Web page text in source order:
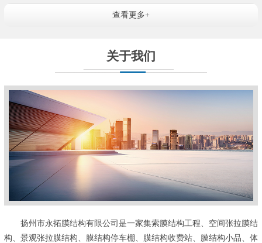
查看更多+
关于我们
扬州市永拓膜结构有限公司是一家集索膜结构工程、空间张拉膜结
构、景观张拉膜结构、膜结构停车棚、膜结构收费站、膜结构小品、体